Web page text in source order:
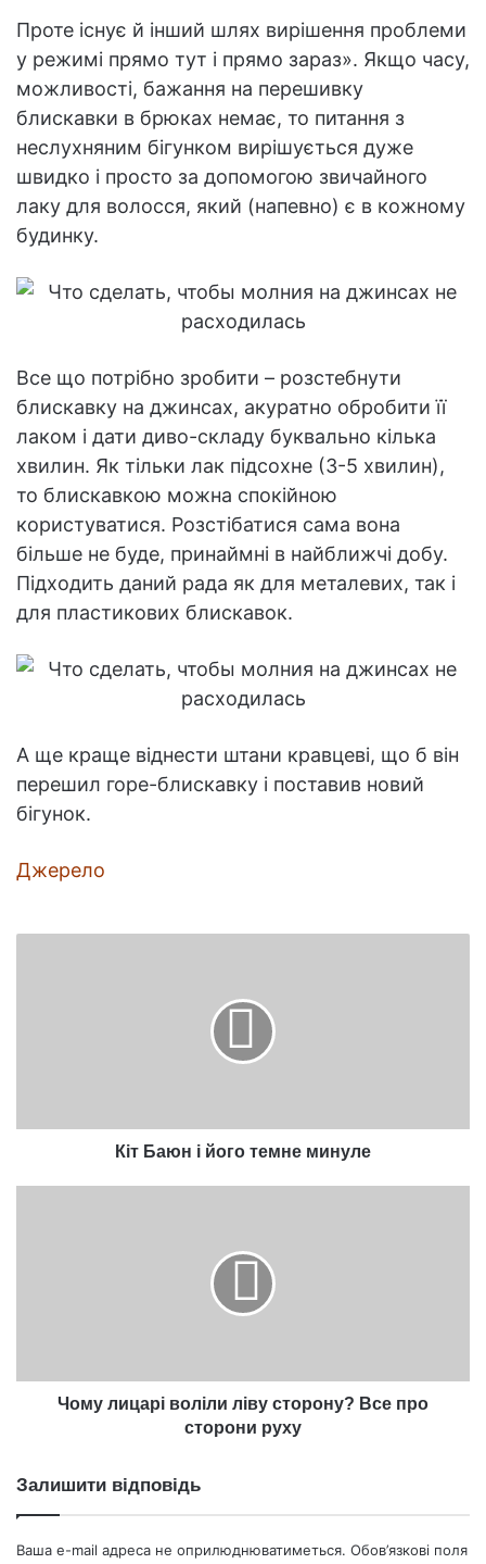
Проте існує й інший шлях вирішення проблеми
у режимі прямо тут і прямо зараз». Якщо часу,
можливості, бажання на перешивку
блискавки в брюках немає, то питання з
неслухняним бігунком вирішується дуже
швидко і просто за допомогою звичайного
лаку для волосся, який (напевно) є в кожному
будинку.
Все що потрібно зробити – розстебнути
блискавку на джинсах, акуратно обробити її
лаком і дати диво-складу буквально кілька
хвилин. Як тільки лак підсохне (3-5 хвилин),
то блискавкою можна спокійною
користуватися. Розстібатися сама вона
більше не буде, принаймні в найближчі добу.
Підходить даний рада як для металевих, так і
для пластикових блискавок.
А ще краще віднести штани кравцеві, що б він
перешил горе-блискавку і поставив новий
бігунок.
Джерело
Кіт Баюн і його темне минуле
руху
Чому лицарі воліли ліву сторону? Все про
сторони руху
Залишити відповідь
Ваша e-mail адреса не оприлюднюватиметься. Обов’язкові поля